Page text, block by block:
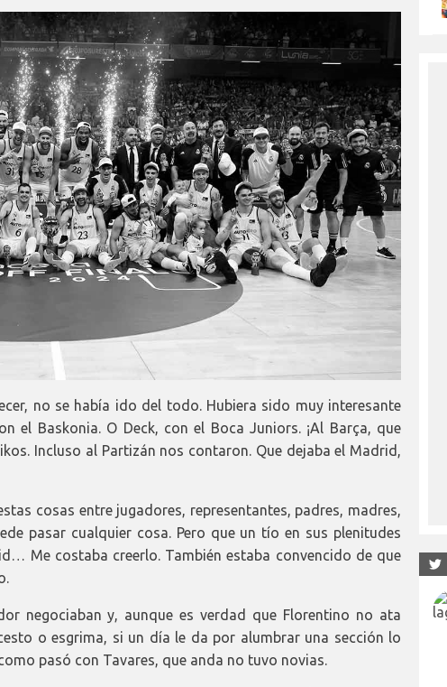
no se había ido del todo. Hubiera sido muy interesante
el Baskonia. O Deck, con el Boca Juniors. ¡Al Barça, que
Incluso al Partizán nos contaron. Que dejaba el Madrid,
cosas entre jugadores, representantes, padres, madres,
pasar cualquier cosa. Pero que un tío en sus plenitudes
Me costaba creerlo. También estaba convencido de que
negociaban y, aunque es verdad que Florentino no ata
o esgrima, si un día le da por alumbrar una sección lo
pasó con Tavares, que anda no tuvo novias.